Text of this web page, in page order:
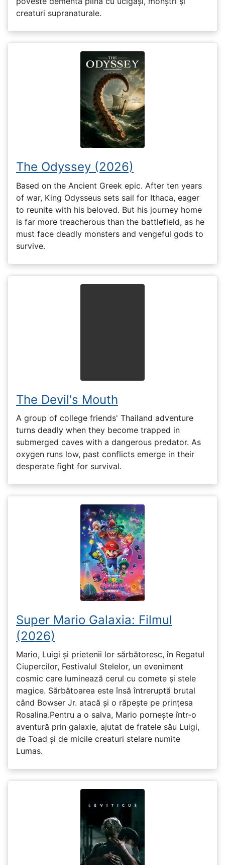
creaturi supranaturale.
The Odyssey (2026)
Based on the Ancient Greek epic. After ten years
of war, King Odysseus sets sail for Ithaca, eager
to reunite with his beloved. But his journey home
is far more treacherous than the battlefield, as he
must face deadly monsters and vengeful gods to
survive.
The Devil's Mouth
A group of college friends' Thailand adventure
turns deadly when they become trapped in
submerged caves with a dangerous predator. As
oxygen runs low, past conflicts emerge in their
desperate fight for survival.
Super Mario Galaxia: Filmul
(2026)
Mario, Luigi și prietenii lor sărbătoresc, în Regatul
Ciupercilor, Festivalul Stelelor, un eveniment
cosmic care luminează cerul cu comete și stele
magice. Sărbătoarea este însă întreruptă brutal
când Bowser Jr. atacă și o răpește pe prinţesa
Rosalina.Pentru a o salva, Mario pornește într-o
aventură prin galaxie, ajutat de fratele său Luigi,
de Toad și de micile creaturi stelare numite
Lumas.